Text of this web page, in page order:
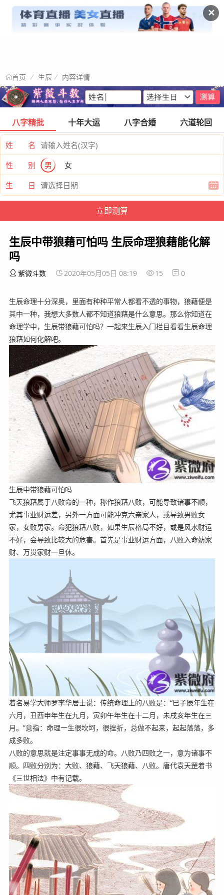
✕
首页 生辰 内容详情
八字精批 十年大运 八字合婚 六道轮回
姓 名
性 别
男
女
生 日
生辰中带狼藉可怕吗 生辰命理狼藉能化解
吗
紫微斗数 2020年05月05日 08:19 15 0
生辰命理十分深奥，里面有种种平常人都看不透的事物，狼藉便是
其中一种，我想大多数人都不知道狼藉是什么意思。那么你知道在
命理学中，生辰带狼藉可怕吗？一起来生辰入门栏目看看生辰命理
狼藉如何化解吧。
生辰中带狼藉可怕吗
飞天狼藉属于八败命的一种，称作狼藉八败，可能导致诸事不顺，
尤其事业财运差，另外一方面可能冲克六亲家人，或导致男败女
家，女败男家。命犯狼藉八败，如果生辰格局不好，或是风水财运
不好，会导致比较大的危害。首先是事业财运方面，八败入命妨家
财、万贯家财一旦休。
着名易学大师罗李华居士说：传统命理上的八败是：“巳子辰年生在
六月，丑酉申年生在九月，寅卯午年生在十二月，未戌亥年生在三
月。”意指：命理一生很坎坷，很挫折，总做不起来，起起落落，多
成多败。
八败的意思就是注定事事无成的命。八败乃四败之一，意为诸事不
顺。四败分别为：大败、狼藉、飞天狼藉、八败。唐代袁天罡着书
《三世相法》中有记载。